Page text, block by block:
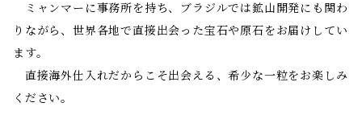
ミャンマーに事務所を持ち、ブラジルでは鉱山開発にも関わ
りながら、世界各地で直接出会った宝石や原石をお届けしてい
ます。
直接海外仕入れだからこそ出会える、希少な一粒をお楽しみ
ください。